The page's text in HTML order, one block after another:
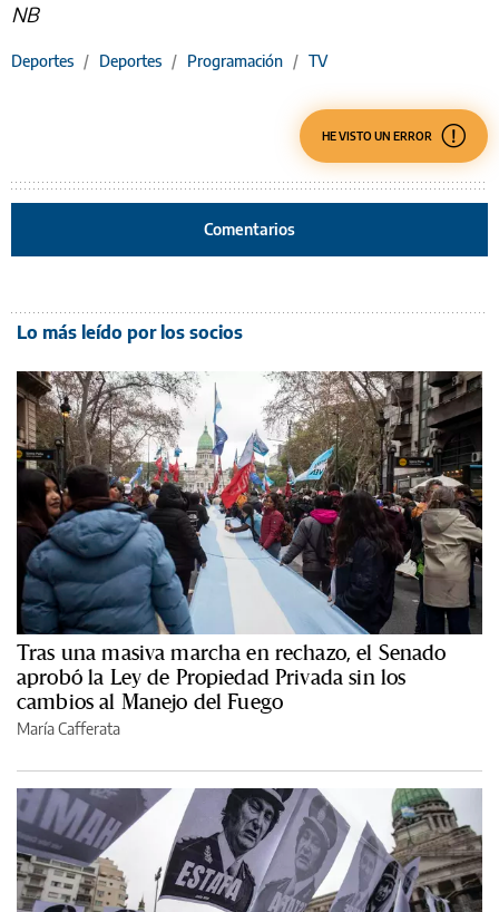
NB
Deportes / Deportes / Programación / TV
HE VISTO UN ERROR
Comentarios
Lo más leído por los socios
Tras una masiva marcha en rechazo, el Senado
aprobó la Ley de Propiedad Privada sin los
cambios al Manejo del Fuego
María Cafferata